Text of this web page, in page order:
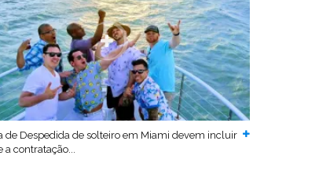
de Despedida de solteiro em Miami devem incluir
contratação...